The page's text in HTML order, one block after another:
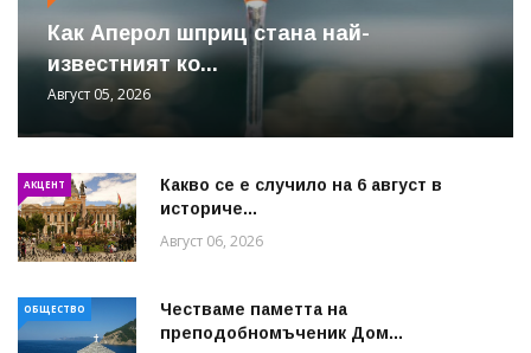
Как Аперол шприц стана най-
известният ко...
Август 05, 2026
АКЦЕНТ
Какво се е случило на 6 август в
историче...
Август 06, 2026
ОБЩЕСТВО
Честваме паметта на
преподобномъченик Дом...